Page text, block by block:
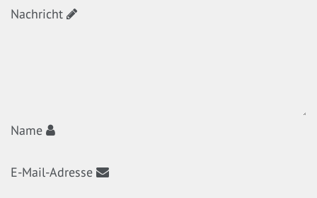
Nachricht
Name
E-Mail-Adresse